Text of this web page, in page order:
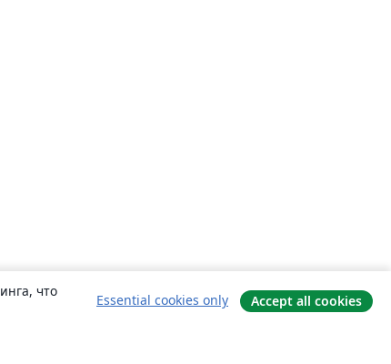
что
Essential cookies only Accept all cookies